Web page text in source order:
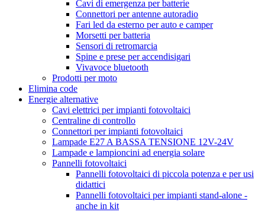
Cavi di emergenza per batterie
Connettori per antenne autoradio
Fari led da esterno per auto e camper
Morsetti per batteria
Sensori di retromarcia
Spine e prese per accendisigari
Vivavoce bluetooth
Prodotti per moto
Elimina code
Energie alternative
Cavi elettrici per impianti fotovoltaici
Centraline di controllo
Connettori per impianti fotovoltaici
Lampade E27 A BASSA TENSIONE 12V-24V
Lampade e lampioncini ad energia solare
Pannelli fotovoltaici
Pannelli fotovoltaici di piccola potenza e per usi
didattici
Pannelli fotovoltaici per impianti stand-alone -
anche in kit